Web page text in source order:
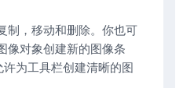
制，移动和删除。你也可
像对象创建新的图像条
许为工具栏创建清晰的图